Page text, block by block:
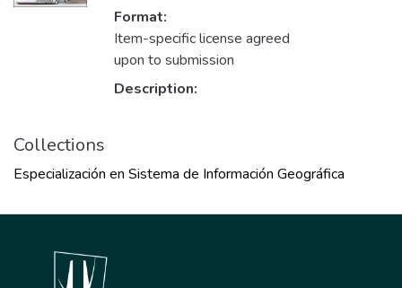
Format:
Item-specific license agreed
upon to submission
Description:
Collections
Especialización en Sistema de Información Geográfica